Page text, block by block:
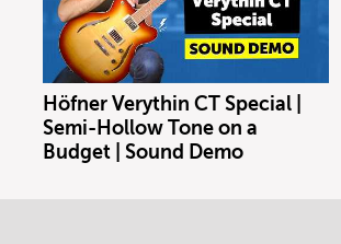
Höfner Verythin CT Special |
Semi-Hollow Tone on a
Budget | Sound Demo